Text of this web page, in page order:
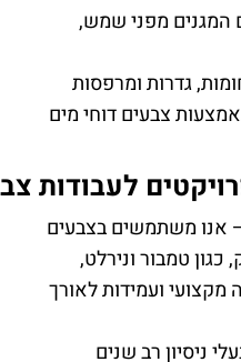
המגנים מפני שמש,
גדרות ומרפסות
צבעים דוחי מים
לעבודות
אנו משתמשים בצבעים
טמבור ונירלט,
ועמידות לאורך
ניסיון רב שנים